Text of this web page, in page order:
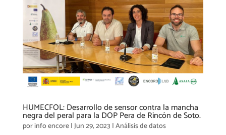
HUMECFOL: Desarrollo de sensor contra la mancha
negra del peral para la DOP Pera de Rincón de Soto.
porinfo encore|Jun 29, 2023 |Análisis de datos